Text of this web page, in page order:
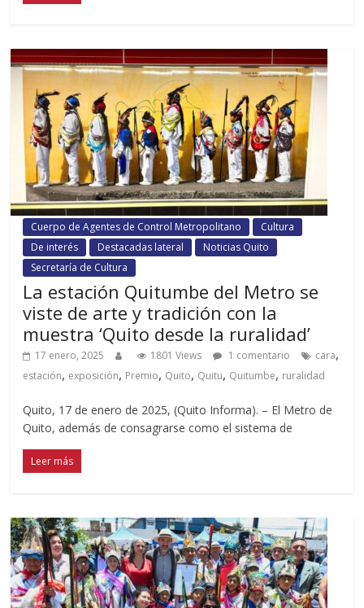
Cuerpo de Agentes de Control Metropolitano
Cultura
De interés
Destacadas lateral
Noticias Quito
Secretaría de Cultura
La estación Quitumbe del Metro se
viste de arte y tradición con la
muestra ‘Quito desde la ruralidad’
17 enero, 2025 1801 Views 1 comentario cara,
estación, exposición, Premio, Quito, Quitu, Quitumbe, ruralidad
Quito, 17 de enero de 2025, (Quito Informa). – El Metro de
Quito, además de consagrarse como el sistema de
Leer más